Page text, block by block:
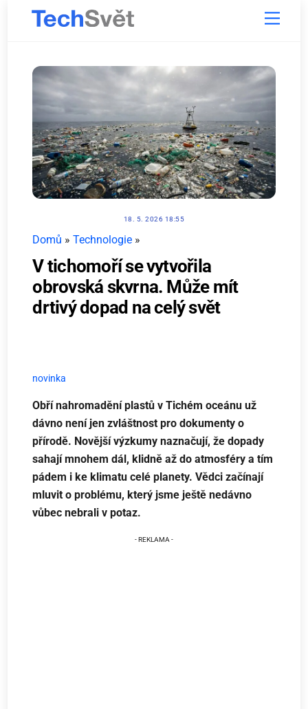
Menu
18. 5. 2026 18:55
Domů » Technologie »
V tichomoří se vytvořila
obrovská skvrna. Může mít
drtivý dopad na celý svět
novinka
Obří nahromadění plastů v Tichém oceánu už
dávno není jen zvláštnost pro dokumenty o
přírodě. Novější výzkumy naznačují, že dopady
sahají mnohem dál, klidně až do atmosféry a tím
pádem i ke klimatu celé planety. Vědci začínají
mluvit o problému, který jsme ještě nedávno
vůbec nebrali v potaz.